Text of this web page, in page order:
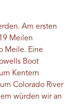
Am ersten
Meilen
Meile. Eine
Boot
Kentern
Colorado River
würden wir an